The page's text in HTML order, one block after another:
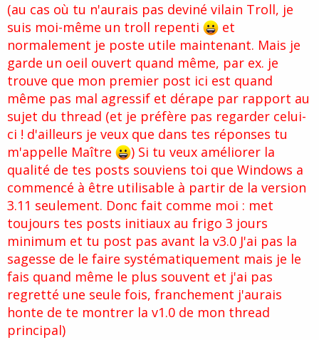
(au cas où tu n'aurais pas deviné vilain Troll, je
suis moi-même un troll repenti
et
normalement je poste utile maintenant. Mais je
garde un oeil ouvert quand même, par ex. je
trouve que mon premier post ici est quand
même pas mal agressif et dérape par rapport au
sujet du thread (et je préfère pas regarder celui-
ci ! d'ailleurs je veux que dans tes réponses tu
m'appelle Maître
) Si tu veux améliorer la
qualité de tes posts souviens toi que Windows a
commencé à être utilisable à partir de la version
3.11 seulement. Donc fait comme moi : met
toujours tes posts initiaux au frigo 3 jours
minimum et tu post pas avant la v3.0 J'ai pas la
sagesse de le faire systématiquement mais je le
fais quand même le plus souvent et j'ai pas
regretté une seule fois, franchement j'aurais
honte de te montrer la v1.0 de mon thread
principal)